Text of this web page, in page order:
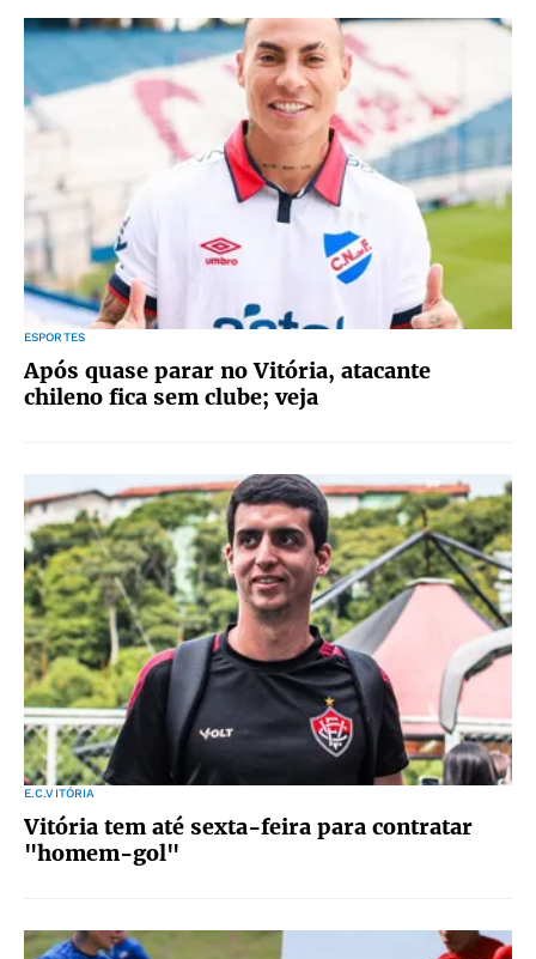
ESPORTES
Após quase parar no Vitória, atacante
chileno fica sem clube; veja
E.C.VITÓRIA
Vitória tem até sexta-feira para contratar
"homem-gol"